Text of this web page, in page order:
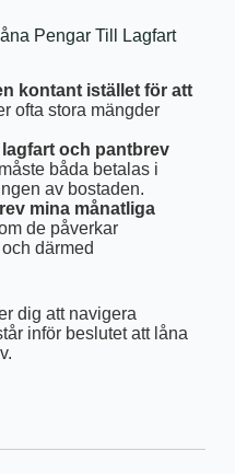
Pengar Till Lagfart
kontant istället för att
ofta stora mängder
lagfart och pantbrev
båda betalas i
av bostaden.
mina månatliga
de påverkar
därmed
dig att navigera
inför beslutet att låna